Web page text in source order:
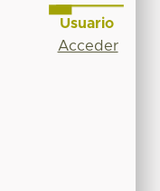
Usuario
Acceder